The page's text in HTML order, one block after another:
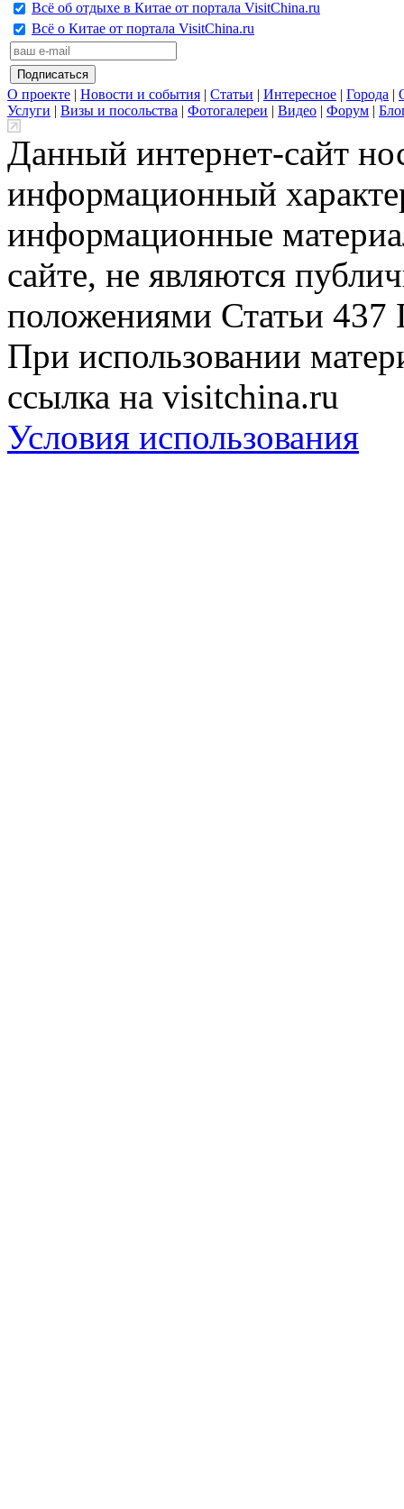
Всё об отдыхе в Китае от портала VisitChina.ru
Всё о Китае от портала VisitChina.ru
О проекте | Новости и события | Статьи | Интересное | Города |
Услуги | Визы и посольства | Фотогалереи | Видео | Форум |
Данный интернет-сайт
информационный
информационные
сайте, не являются
положениями Статьи 437
При использовании
ссылка на visitchina.ru
Условия использования